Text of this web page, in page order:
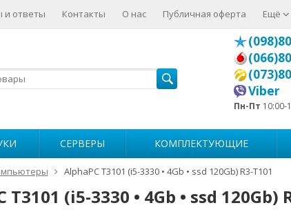
и ответы Контакты О нас Публичная оферта Ещё
Viber
Пн-Пт 10:00-
СЕРВЕРЫ КОМПЛЕКТУЮЩИЕ
AlphaPC T3101 (i5-3330 • 4Gb • ssd 120Gb) R3-T101
T3101 (i5-3330 • 4Gb • ssd 120Gb)